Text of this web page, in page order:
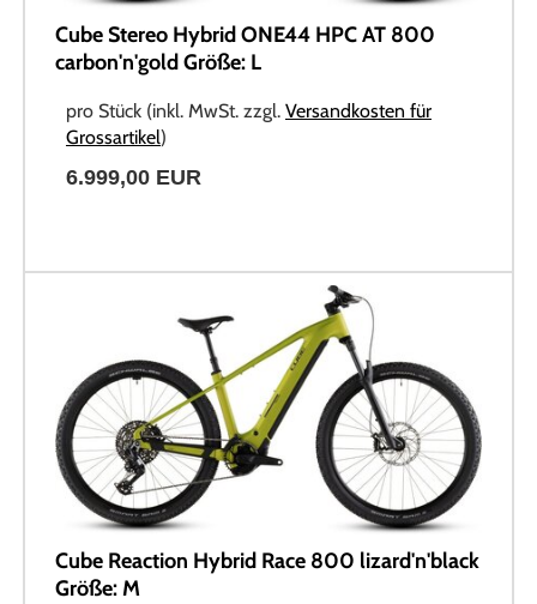
Cube Stereo Hybrid ONE44 HPC AT 800
carbon'n'gold Größe: L
pro Stück (inkl. MwSt. zzgl. Versandkosten für
Grossartikel)
6.999,00 EUR
Cube Reaction Hybrid Race 800 lizard'n'black
Größe: M